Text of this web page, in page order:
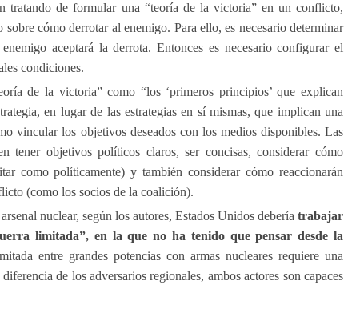
tratando de formular una “teoría de la victoria” en un conflicto,
cómo derrotar al enemigo. Para ello, es necesario determinar
aceptará la derrota. Entonces es necesario configurar el
condiciones.
de la victoria” como “los ‘primeros principios’ que explican
en lugar de las estrategias en sí mismas, que implican una
vincular los objetivos deseados con los medios disponibles. Las
tener objetivos políticos claros, ser concisas, considerar cómo
como políticamente) y también considerar cómo reaccionarán
(como los socios de la coalición).
nuclear, según los autores, Estados Unidos debería trabajar
limitada”, en la que no ha tenido que pensar desde la
entre grandes potencias con armas nucleares requiere una
de los adversarios regionales, ambos actores son capaces